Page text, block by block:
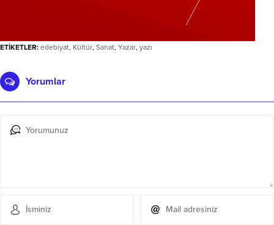
ETİKETLER: edebiyat, Kültür, Sanat, Yazar, yazı
Yorumlar